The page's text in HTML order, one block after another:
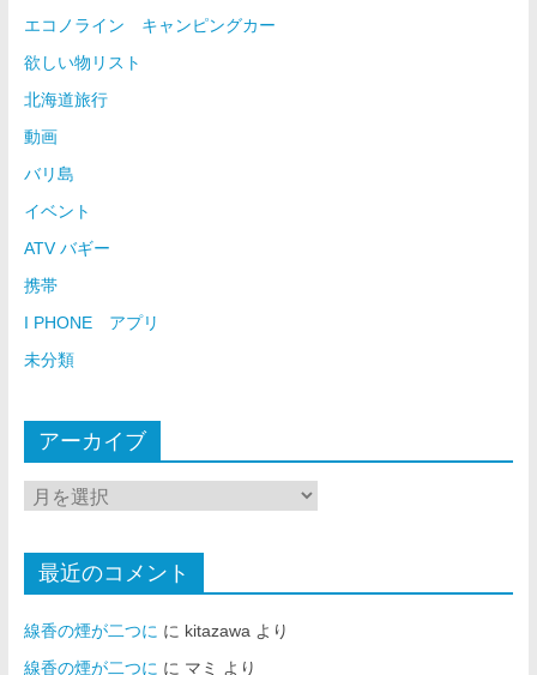
エコノライン キャンピングカー
欲しい物リスト
北海道旅行
動画
バリ島
イベント
ATV バギー
携帯
I PHONE アプリ
未分類
アーカイブ
最近のコメント
線香の煙が二つに に kitazawaより
線香の煙が二つに に マミ より